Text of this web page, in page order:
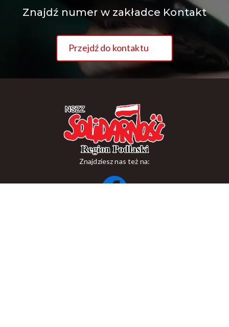
Znajdź numer w zakładce Kontakt
Przejdź do kontaktu
Znajdziesz nas też na: